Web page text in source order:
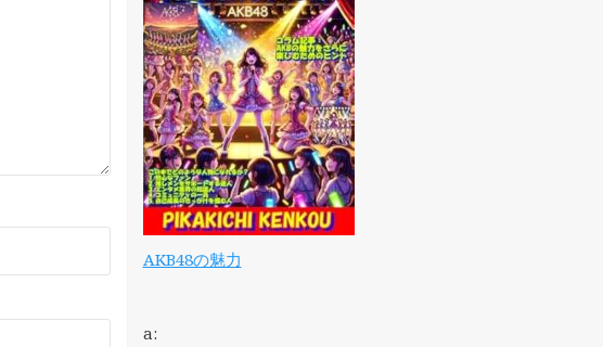
AKB48の魅力
a: